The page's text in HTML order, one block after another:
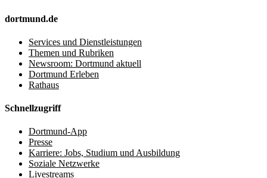
dortmund.de
Services und Dienstleistungen
Themen und Rubriken
Newsroom: Dortmund aktuell
Dortmund Erleben
Rathaus
Schnellzugriff
Dortmund-App
Presse
Karriere: Jobs, Studium und Ausbildung
Soziale Netzwerke
Livestreams